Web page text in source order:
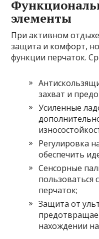
элементы
При активном
защита и комфорт,
функции перчаток.
захват и
Усиленные
Регулировка
обеспечить
Сенсорные
пользоваться
перчаток;
Защита от
нахождении